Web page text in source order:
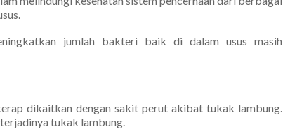
jumlah bakteri baik di dalam usus masih
dikaitkan dengan sakit perut akibat tukak lambung.
tukak lambung.